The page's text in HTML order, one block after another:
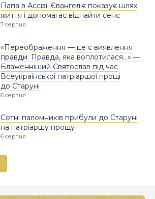
Папа в Ассізі: Євангеліє показує шлях
життя і допомагає віднайти сенс
7 серпня
«Переображення — це є виявлення
правди. Правда, яка воплотилася…» —
Блаженніший Святослав під час
Всеукраїнської патріаршої прощі
до Старуні
6 серпня
Сотні паломників прибули до Старуні
на патріаршу прощу
6 серпня